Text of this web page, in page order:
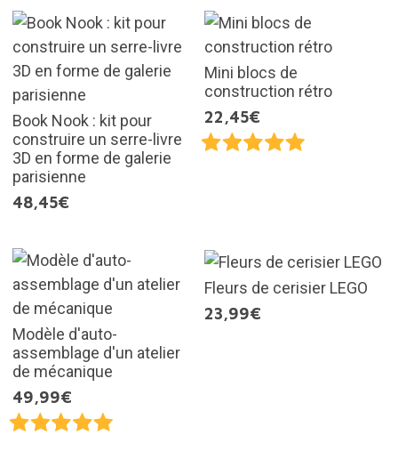
Book Nook : kit pour
construire un serre-livre
3D en forme de galerie
parisienne
48,45€
Mini blocs de
construction rétro
22,45€
Modèle d'auto-
assemblage d'un atelier
de mécanique
49,99€
Fleurs de cerisier LEGO
23,99€